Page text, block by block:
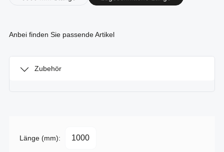
Anbei finden Sie passende Artikel
Zubehör
Länge (mm):